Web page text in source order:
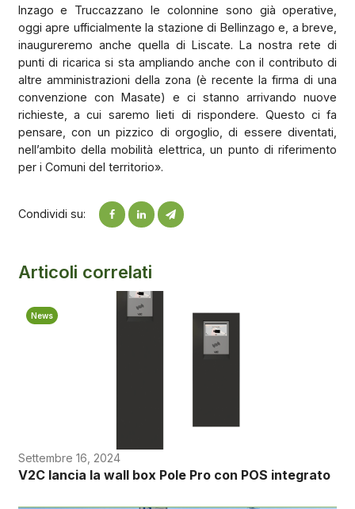
Inzago e Truccazzano le colonnine sono già operative,
oggi apre ufficialmente la stazione di Bellinzago e, a breve,
inaugureremo anche quella di Liscate. La nostra rete di
punti di ricarica si sta ampliando anche con il contributo di
altre amministrazioni della zona (è recente la firma di una
convenzione con Masate) e ci stanno arrivando nuove
richieste, a cui saremo lieti di rispondere. Questo ci fa
pensare, con un pizzico di orgoglio, di essere diventati,
nell’ambito della mobilità elettrica, un punto di riferimento
per i Comuni del territorio».
Condividi su:
Articoli correlati
News
Settembre 16, 2024
V2C lancia la wall box Pole Pro con POS integrato